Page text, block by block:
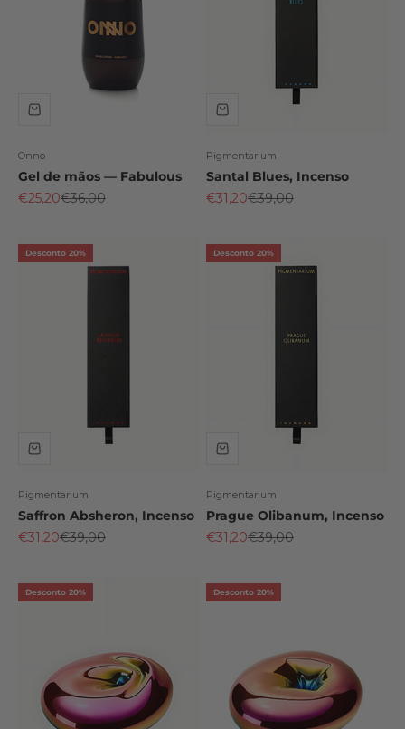
Onno
Gel de mãos — Fabulous
Preço promocional
€25,20Preço normal
€36,00
Pigmentarium
Santal Blues, Incenso
Preço promocional
€31,20Preço normal
€39,00
Desconto 20%
Pigmentarium
Saffron Absheron, Incenso
Preço promocional
€31,20Preço normal
€39,00
Desconto 20%
Pigmentarium
Prague Olibanum, Incenso
Preço promocional
€31,20Preço normal
€39,00
Desconto 20% Desconto 20%